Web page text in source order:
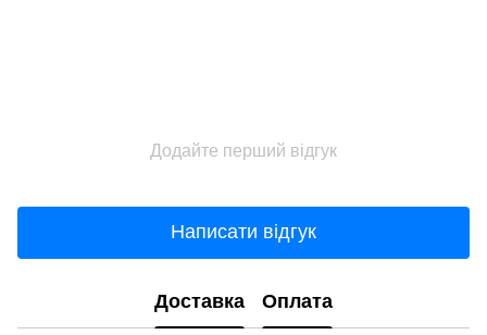
Додайте перший відгук
Написати відгук
Доставка Оплата